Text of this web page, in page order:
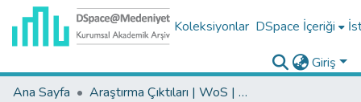
Koleksiyonlar DSpace İçeriği
Giriş
Ana Sayfa
Araştırma Çıktıları | WoS | Scopus | TR-Dizin | PubMed